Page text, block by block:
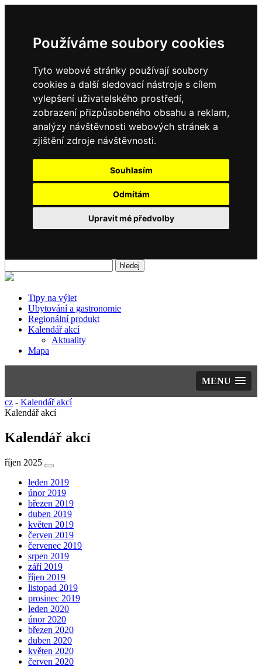
Používáme soubory cookies
Tyto webové stránky používají soubory
cookies a další sledovací nástroje s cílem
vylepšení uživatelského prostředí,
zobrazení přizpůsobeného obsahu a reklam,
analýzy návštěvnosti webových stránek a
zjištění zdroje návštěvnosti.
Souhlasím
Odmítám
Upravit mé předvolby
Tipy na výlet
Ubytování a gastronomie
Regionální produkt
Kalendář akcí
Aktuality
Mapa
MENU
cz - Kalendář akcí
Kalendář akcí
Kalendář akcí
říjen 2025
leden 2019
únor 2019
březen 2019
duben 2019
květen 2019
červen 2019
červenec 2019
srpen 2019
září 2019
říjen 2019
listopad 2019
prosinec 2019
leden 2020
únor 2020
březen 2020
duben 2020
květen 2020
červen 2020